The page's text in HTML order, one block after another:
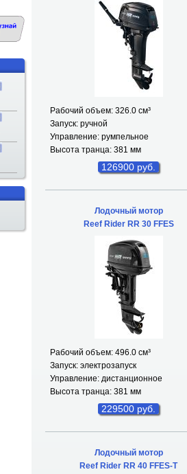
Рабочий объем: 326.0 см³
Запуск: ручной
Управление: румпельное
Высота транца: 381 мм
126900 руб.
Лодочный мотор
Reef Rider RR 30 FFES
Рабочий объем: 496.0 см³
Запуск: электрозапуск
Управление: дистанционное
Высота транца: 381 мм
229500 руб.
Лодочный мотор
Reef Rider RR 40 FFES-T